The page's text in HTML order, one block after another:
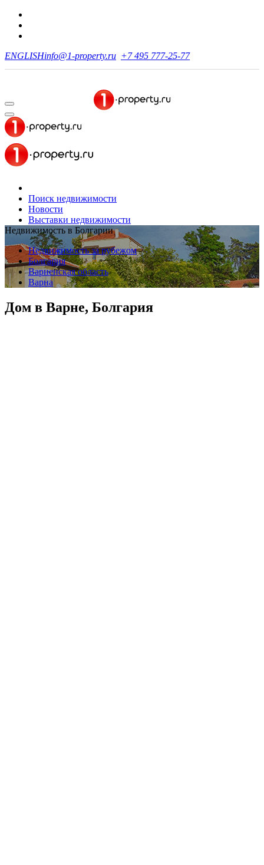
ENGLISHinfo@1-property.ru +7 495 777-25-77
Поиск недвижимости
Новости
Выставки недвижимости
Недвижимость в Болгарии
Недвижимость за рубежом
Болгария
Варненская область
Варна
Дом в Варне, Болгария